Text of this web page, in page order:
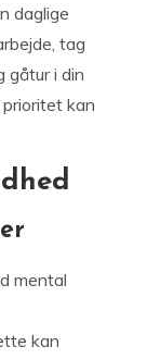
daglige
tag
gåtur i din
kan
mental
kan